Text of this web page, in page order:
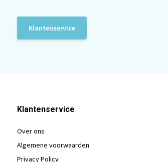
Klantenservice
Klantenservice
Over ons
Algemene voorwaarden
Privacy Policy